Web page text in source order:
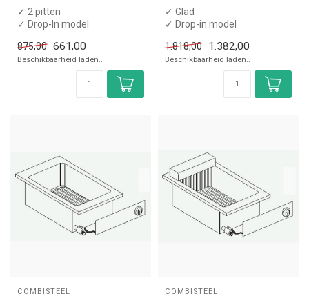
✓ 2 pitten
✓ Drop-In model
✓ Aardgas
875,00 661,00
Beschikbaarheid laden..
✓ Glad
✓ Drop-in model
✓ 230 Volt
1.818,00 1.382,00
Beschikbaarheid laden..
COMBISTEEL COMBISTEEL